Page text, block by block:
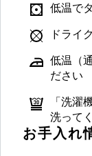
低温で
ドライ
低温（
ださい
「洗濯
洗って
お手入れ